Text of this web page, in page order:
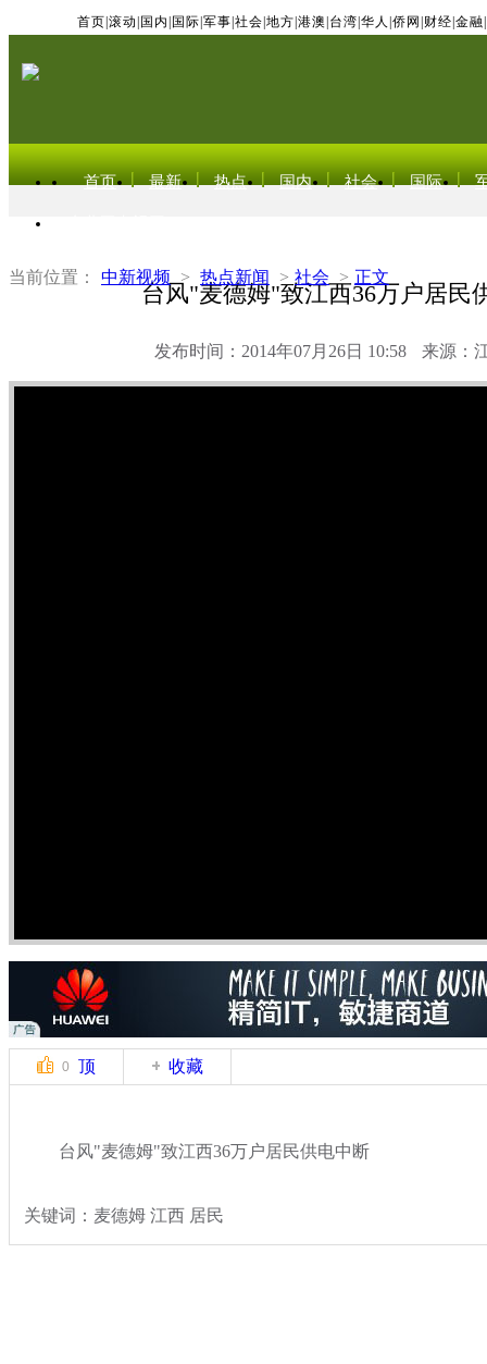
首页 滚动 国内 国际 军事 社会 地方 港澳 台湾 华人 侨网 财经 金融
首页 最新 热点 国内 社会 国际
当前位置： 中新视频 > 热点新闻 > 社会 > 正文
台风"麦德姆"致江西36万户居民
发布时间：2014年07月26日 10:58 来源：
0 顶 收藏
台风"麦德姆"致江西36万户居民供电中断
关键词：麦德姆 江西 居民